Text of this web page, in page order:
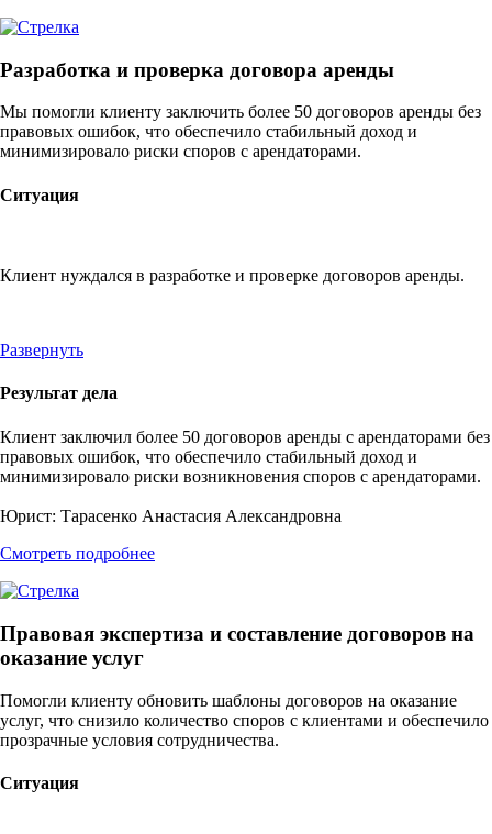
Разработка и проверка договора аренды
Мы помогли клиенту заключить более 50 договоров аренды без
правовых ошибок, что обеспечило стабильный доход и
минимизировало риски споров с арендаторами.
Ситуация
Клиент нуждался в разработке и проверке договоров аренды.
Развернуть
Результат дела
Клиент заключил более 50 договоров аренды с арендаторами без
правовых ошибок, что обеспечило стабильный доход и
минимизировало риски возникновения споров с арендаторами.
Юрист: Тарасенко Анастасия Александровна
Смотреть подробнее
Правовая экспертиза и составление договоров на
оказание услуг
Помогли клиенту обновить шаблоны договоров на оказание
услуг, что снизило количество споров с клиентами и обеспечило
прозрачные условия сотрудничества.
Ситуация